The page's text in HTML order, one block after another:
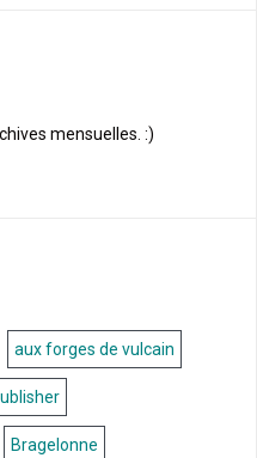
mensuelles. :)
aux forges de vulcain
Bragelonne